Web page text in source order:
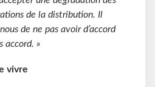
de la distribution. Il
de ne pas avoir d’accord
accord. »
vivre